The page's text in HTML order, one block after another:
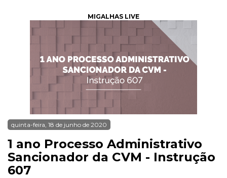
MIGALHAS LIVE
quinta-feira, 18 de junho de 2020
1 ano Processo Administrativo
Sancionador da CVM - Instrução
607